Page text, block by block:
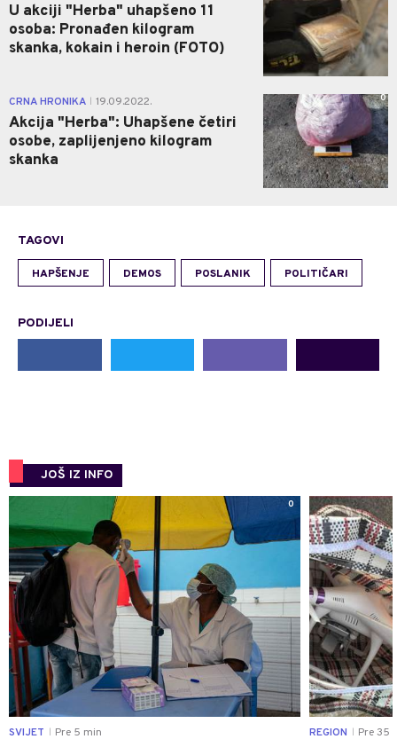
U akciji "Herba" uhapšeno 11
osoba: Pronađen kilogram
skanka, kokain i heroin (FOTO)
CRNA HRONIKA 19.09.2022.
Akcija "Herba": Uhapšene četiri
osobe, zaplijenjeno kilogram
skanka
0
TAGOVI
HAPŠENJE DEMOS POSLANIK POLITIČARI
PODIJELI
JOŠ IZ INFO
0
SVIJET Pre 5 min REGION Pre 35